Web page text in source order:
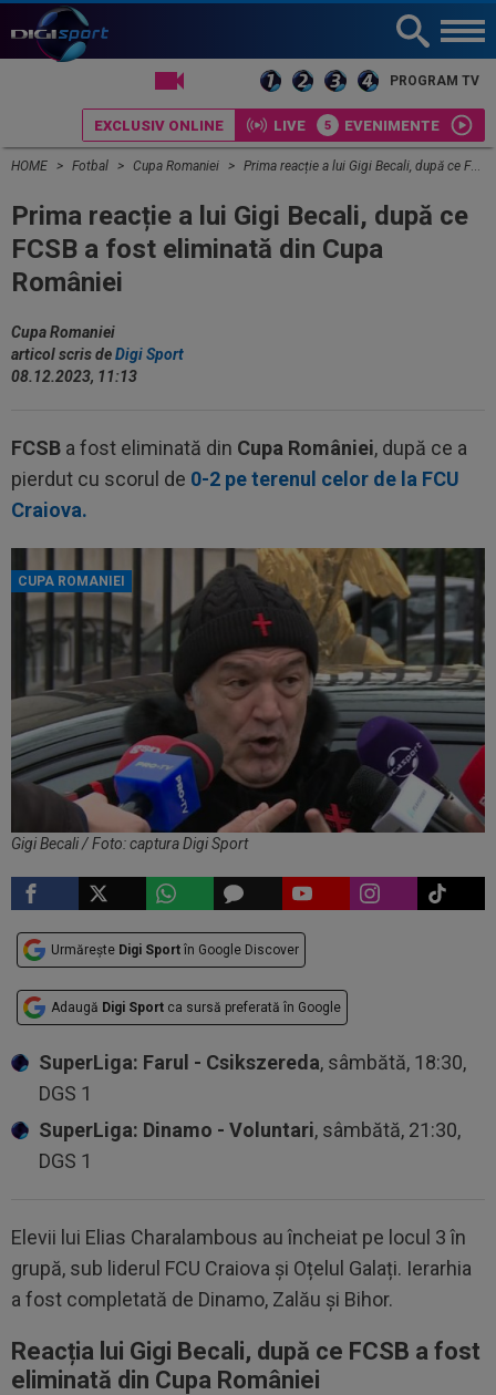
PROGRAM TV
EXCLUSIV ONLINE LIVE EVENIMENTE
HOME Fotbal Cupa Romaniei Prima reacție a lui Gigi Becali, după ce FCSB a fost eliminată din Cupa României
Prima reacție a lui Gigi Becali, după ce
FCSB a fost eliminată din Cupa
României
Cupa Romaniei
articol scris deDigi Sport
08.12.2023, 11:13
FCSB a fost eliminată din Cupa României, după ce a
pierdut cu scorul de 0-2 pe terenul celor de la FCU
Craiova.
CUPA ROMANIEI
Gigi Becali / Foto: captura Digi Sport
Urmărește Digi Sport în Google Discover
Adaugă Digi Sport ca sursă preferată în Google
SuperLiga: Farul - Csikszereda, sâmbătă, 18:30,
DGS 1
SuperLiga: Dinamo - Voluntari, sâmbătă, 21:30,
DGS 1
Elevii lui Elias Charalambous au încheiat pe locul 3 în
grupă, sub liderul FCU Craiova și Oțelul Galați. Ierarhia
a fost completată de Dinamo, Zalău și Bihor.
Reacția lui Gigi Becali, după ce FCSB a fost
eliminată din Cupa României